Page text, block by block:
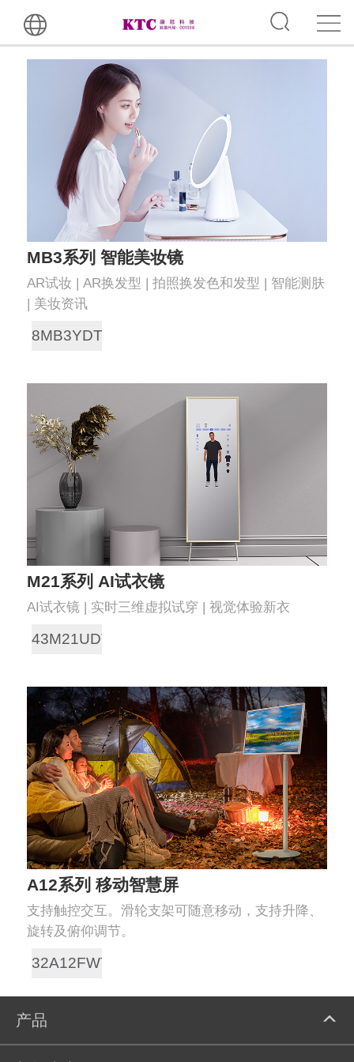
MB3系列 智能美妆镜
AR试妆 | AR换发型 | 拍照换发色和发型 | 智能测肤
| 美妆资讯
8MB3YDT
M21系列 AI试衣镜
AI试衣镜 | 实时三维虚拟试穿 | 视觉体验新衣
43M21UDT
A12系列 移动智慧屏
支持触控交互。滑轮支架可随意移动，支持升降、
旋转及俯仰调节。
32A12FWT
产品